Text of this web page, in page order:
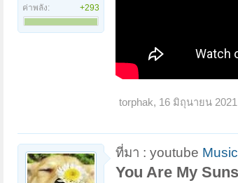
ค่าพลัง:
+293
torphak, 16 มิถุนายน 2021
ที่มา : youtube
You Are My